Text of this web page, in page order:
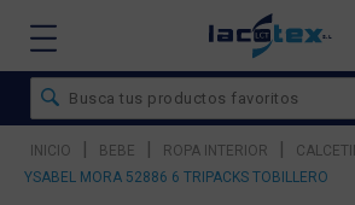
INICIO | BEBE | ROPA INTERIOR |
YSABEL MORA 52886 6 TRIPACKS TOBILLERO